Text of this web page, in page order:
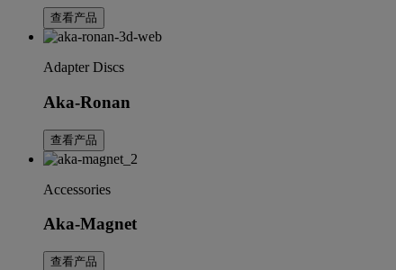
查看产品
Adapter Discs
Aka-Ronan
查看产品
Accessories
Aka-Magnet
查看产品